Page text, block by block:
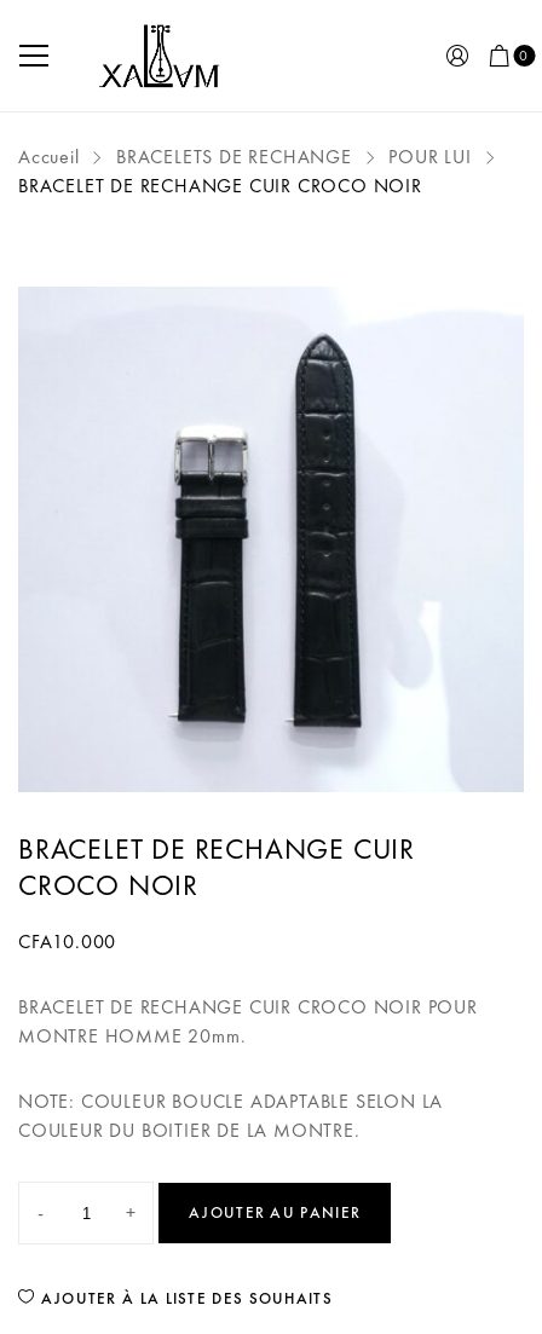
0
Accueil BRACELETS DE RECHANGE
POUR LUI
BRACELET DE RECHANGE CUIR CROCO NOIR
BRACELET DE RECHANGE CUIR
CROCO NOIR
CFA10.000
BRACELET DE RECHANGE CUIR CROCO NOIR POUR
MONTRE HOMME 20mm.
NOTE: COULEUR BOUCLE ADAPTABLE SELON LA
COULEUR DU BOITIER DE LA MONTRE.
- + AJOUTER AU PANIER
AJOUTER À LA LISTE DES SOUHAITS